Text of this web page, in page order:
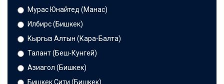
Мурас Юнайтед (Манас)
Илбирс (Бишкек)
Кыргыз Алтын (Кара-Балта)
Талант (Беш-Кунгей)
Азиагол (Бишкек)
Бишкек Сити (Бишкек)